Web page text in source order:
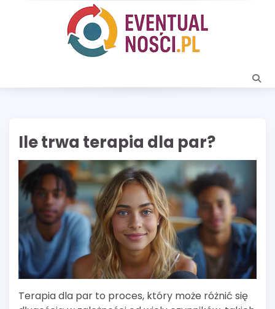
Ile trwa terapia dla par?
Terapia dla par to proces, który może różnić się